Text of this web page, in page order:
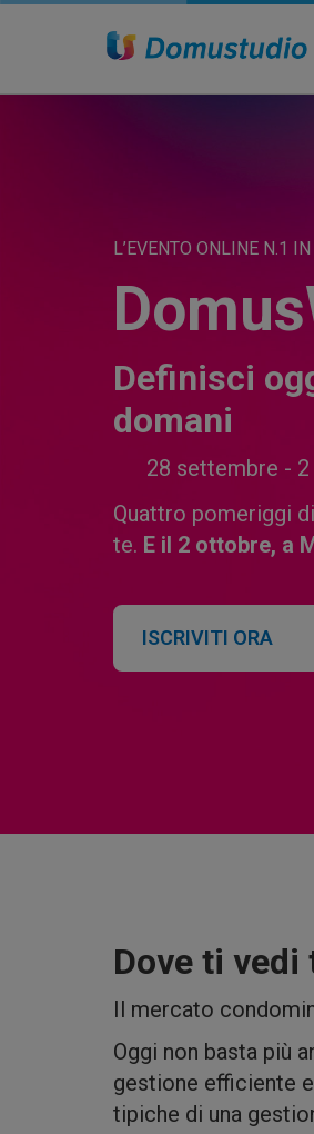
L’EVENTO ONLINE N.1
Definisci
domani
28 settembre -
Quattro pomeriggi
te. E il 2 ottobre, a
ISCRIVITI ORA
Dove ti vedi
Il mercato
Oggi non basta più
gestione efficiente
tipiche di una